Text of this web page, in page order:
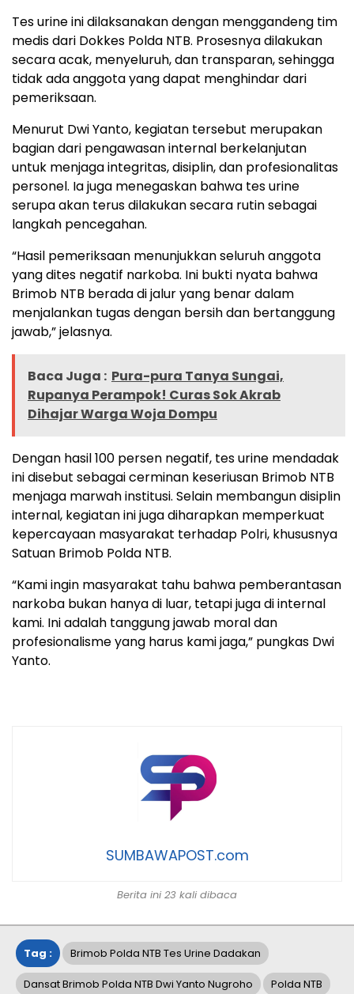
Tes urine ini dilaksanakan dengan menggandeng tim
medis dari Dokkes Polda NTB. Prosesnya dilakukan
secara acak, menyeluruh, dan transparan, sehingga
tidak ada anggota yang dapat menghindar dari
pemeriksaan.
Menurut Dwi Yanto, kegiatan tersebut merupakan
bagian dari pengawasan internal berkelanjutan
untuk menjaga integritas, disiplin, dan profesionalitas
personel. Ia juga menegaskan bahwa tes urine
serupa akan terus dilakukan secara rutin sebagai
langkah pencegahan.
“Hasil pemeriksaan menunjukkan seluruh anggota
yang dites negatif narkoba. Ini bukti nyata bahwa
Brimob NTB berada di jalur yang benar dalam
menjalankan tugas dengan bersih dan bertanggung
jawab,” jelasnya.
Baca Juga : Pura-pura Tanya Sungai,
Rupanya Perampok! Curas Sok Akrab
Dihajar Warga Woja Dompu
Dengan hasil 100 persen negatif, tes urine mendadak
ini disebut sebagai cerminan keseriusan Brimob NTB
menjaga marwah institusi. Selain membangun disiplin
internal, kegiatan ini juga diharapkan memperkuat
kepercayaan masyarakat terhadap Polri, khususnya
Satuan Brimob Polda NTB.
“Kami ingin masyarakat tahu bahwa pemberantasan
narkoba bukan hanya di luar, tetapi juga di internal
kami. Ini adalah tanggung jawab moral dan
profesionalisme yang harus kami jaga,” pungkas Dwi
Yanto.
SUMBAWAPOST.com
Berita ini 23 kali dibaca
Tag : Brimob Polda NTB Tes Urine Dadakan
Dansat Brimob Polda NTB Dwi Yanto Nugroho Polda NTB